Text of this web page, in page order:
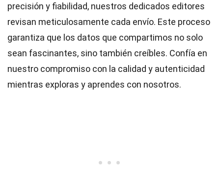
precisión y fiabilidad, nuestros dedicados editores
revisan meticulosamente cada envío. Este proceso
garantiza que los datos que compartimos no solo
sean fascinantes, sino también creíbles. Confía en
nuestro compromiso con la calidad y autenticidad
mientras exploras y aprendes con nosotros.